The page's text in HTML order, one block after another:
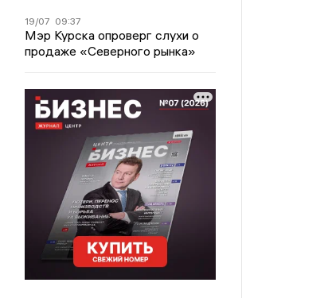
19/07 09:37
Мэр Курска опроверг слухи о
продаже «Северного рынка»